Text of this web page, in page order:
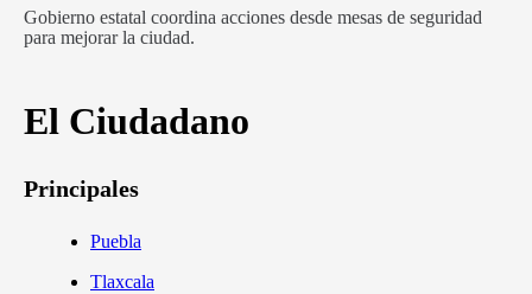
Gobierno estatal coordina acciones desde mesas de seguridad
para mejorar la ciudad.
El Ciudadano
Principales
Puebla
Tlaxcala